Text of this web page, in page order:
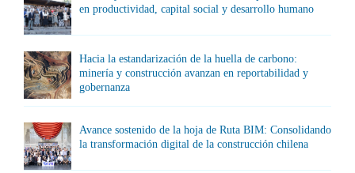
en productividad, capital social y desarrollo humano
Hacia la estandarización de la huella de carbono:
minería y construcción avanzan en reportabilidad y
gobernanza
Avance sostenido de la hoja de Ruta BIM: Consolidando
la transformación digital de la construcción chilena